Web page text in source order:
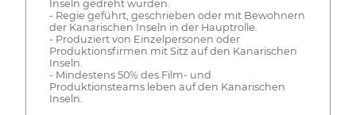
Inseln gedreht wurden.
- Regie geführt, geschrieben oder mit Bewohnern
der Kanarischen Inseln in der Hauptrolle.
- Produziert von Einzelpersonen oder
Produktionsfirmen mit Sitz auf den Kanarischen
Inseln.
- Mindestens 50% des Film- und
Produktionsteams leben auf den Kanarischen
Inseln.